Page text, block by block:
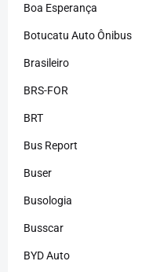
Boa Esperança
Botucatu Auto Ônibus
Brasileiro
BRS-FOR
BRT
Bus Report
Buser
Busologia
Busscar
BYD Auto